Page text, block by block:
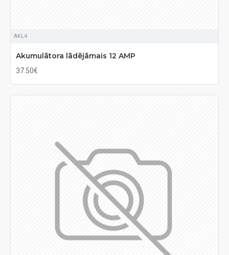
AKL4
Akumulātora lādējāmais 12 AMP
37.50€